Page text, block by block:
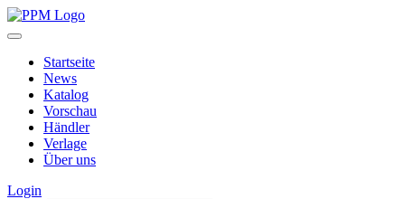
Startseite
News
Katalog
Vorschau
Händler
Verlage
Über uns
Login